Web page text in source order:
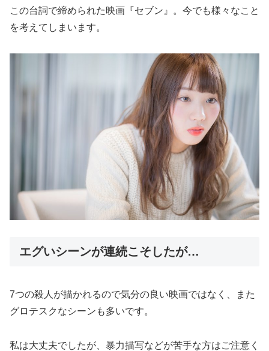
この台詞で締められた映画『セブン』。今でも様々なこと
を考えてしまいます。
エグいシーンが連続こそしたが…
7つの殺人が描かれるので気分の良い映画ではなく、また
グロテスクなシーンも多いです。
私は大丈夫でしたが、暴力描写などが苦手な方はご注意く